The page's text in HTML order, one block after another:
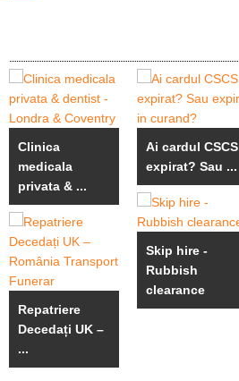
Clinica
medicala
privata & ...
Repatriere
Decedați UK –
...
Ai cardul CSCS
expirat? Sau ...
Skip hire -
Rubbish
clearance